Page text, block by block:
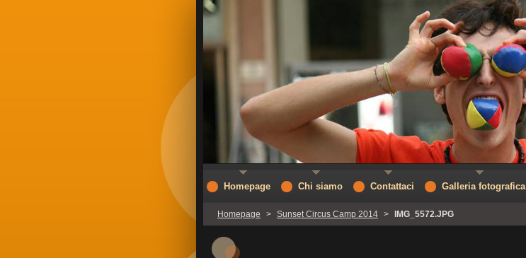
Homepage > Sunset Circus Camp 2014 > IMG_5572.JPG
Homepage Chi siamo Contattaci Galleria fotografica